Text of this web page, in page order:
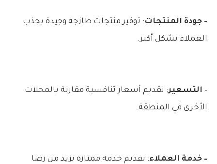
– جودة المنتجات: توفير منتجات طازجة وجيدة يجذب
العملاء بشكل أكبر.
– التسعير: تقديم أسعار تنافسية مقارنة بالمحلات
الأخرى في المنطقة.
– خدمة العملاء: تقديم خدمة ممتازة يزيد من رضا